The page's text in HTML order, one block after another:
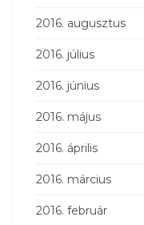
2016. augusztus
2016. július
2016. június
2016. május
2016. április
2016. március
2016. február